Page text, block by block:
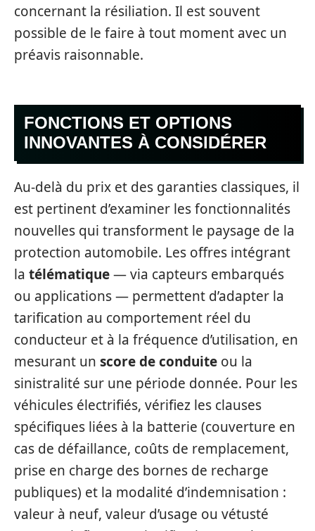
concernant la résiliation. Il est souvent
possible de le faire à tout moment avec un
préavis raisonnable.
FONCTIONS ET OPTIONS
INNOVANTES À CONSIDÉRER
Au-delà du prix et des garanties classiques, il
est pertinent d’examiner les fonctionnalités
nouvelles qui transforment le paysage de la
protection automobile. Les offres intégrant
la télématique— via capteurs embarqués
ou applications — permettent d’adapter la
tarification au comportement réel du
conducteur et à la fréquence d’utilisation, en
mesurant un score de conduite ou la
sinistralité sur une période donnée. Pour les
véhicules électrifiés, vérifiez les clauses
spécifiques liées à la batterie (couverture en
cas de défaillance, coûts de remplacement,
prise en charge des bornes de recharge
publiques) et la modalité d’indemnisation :
valeur à neuf, valeur d’usage ou vétusté